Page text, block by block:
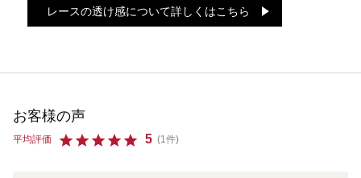
レースの透け感について詳しくはこちら
お客様の声
平均評価 5 (1件)